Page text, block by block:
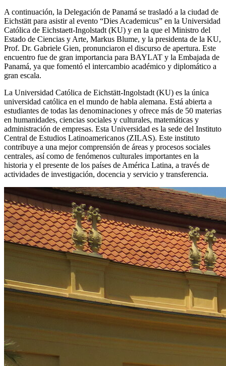
A continuación, la Delegación de Panamá se trasladó a la ciudad de
Eichstätt para asistir al evento “Dies Academicus” en la Universidad
Católica de Eichstaett-Ingolstadt (KU) y en la que el Ministro del
Estado de Ciencias y Arte, Markus Blume, y la presidenta de la KU,
Prof. Dr. Gabriele Gien, pronunciaron el discurso de apertura. Este
encuentro fue de gran importancia para BAYLAT y la Embajada de
Panamá, ya que fomentó el intercambio académico y diplomático a
gran escala.
La Universidad Católica de Eichstätt-Ingolstadt (KU) es la única
universidad católica en el mundo de habla alemana. Está abierta a
estudiantes de todas las denominaciones y ofrece más de 50 materias
en humanidades, ciencias sociales y culturales, matemáticas y
administración de empresas. Esta Universidad es la sede del Instituto
Central de Estudios Latinoamericanos (ZILAS). Este instituto
contribuye a una mejor comprensión de áreas y procesos sociales
centrales, así como de fenómenos culturales importantes en la
historia y el presente de los países de América Latina, a través de
actividades de investigación, docencia y servicio y transferencia.